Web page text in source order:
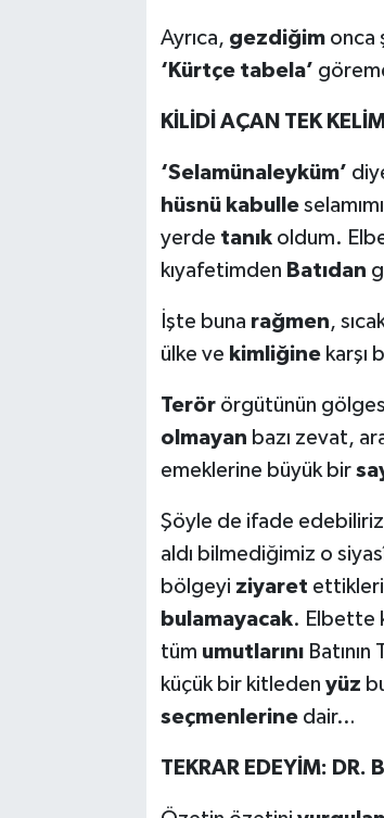
Ayrıca, gezdiğimonca
‘Kürtçe tabela’
KİLİDİ AÇAN TEK
‘Selamünaleyküm’
hüsnü kabulle
yerde tanıkoldum.
kıyafetimden Batıdan
İşte buna rağmen,
ülke ve kimliğinekarşı
Terörörgütünün
olmayan bazı zevat,
emeklerine büyük bir
Şöyle de ifade
aldı bilmediğimiz o siyasî
bölgeyi ziyaret
bulamayacak. Elbette
tüm umutlarınıBatının
küçük bir kitleden yüz
seçmenlerinedair…
TEKRAR EDEYİM: DR.